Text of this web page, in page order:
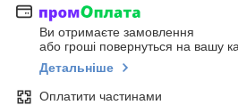
Ви отримаєте замовлення
або гроші повернуться на вашу
Детальніше
Оплатити частинами